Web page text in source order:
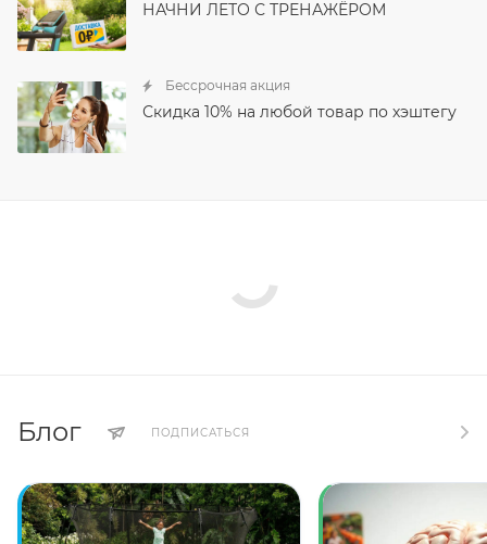
НАЧНИ ЛЕТО С ТРЕНАЖЁРОМ
Бессрочная акция
Скидка 10% на любой товар по хэштегу
Блог ПОДПИСАТЬСЯ